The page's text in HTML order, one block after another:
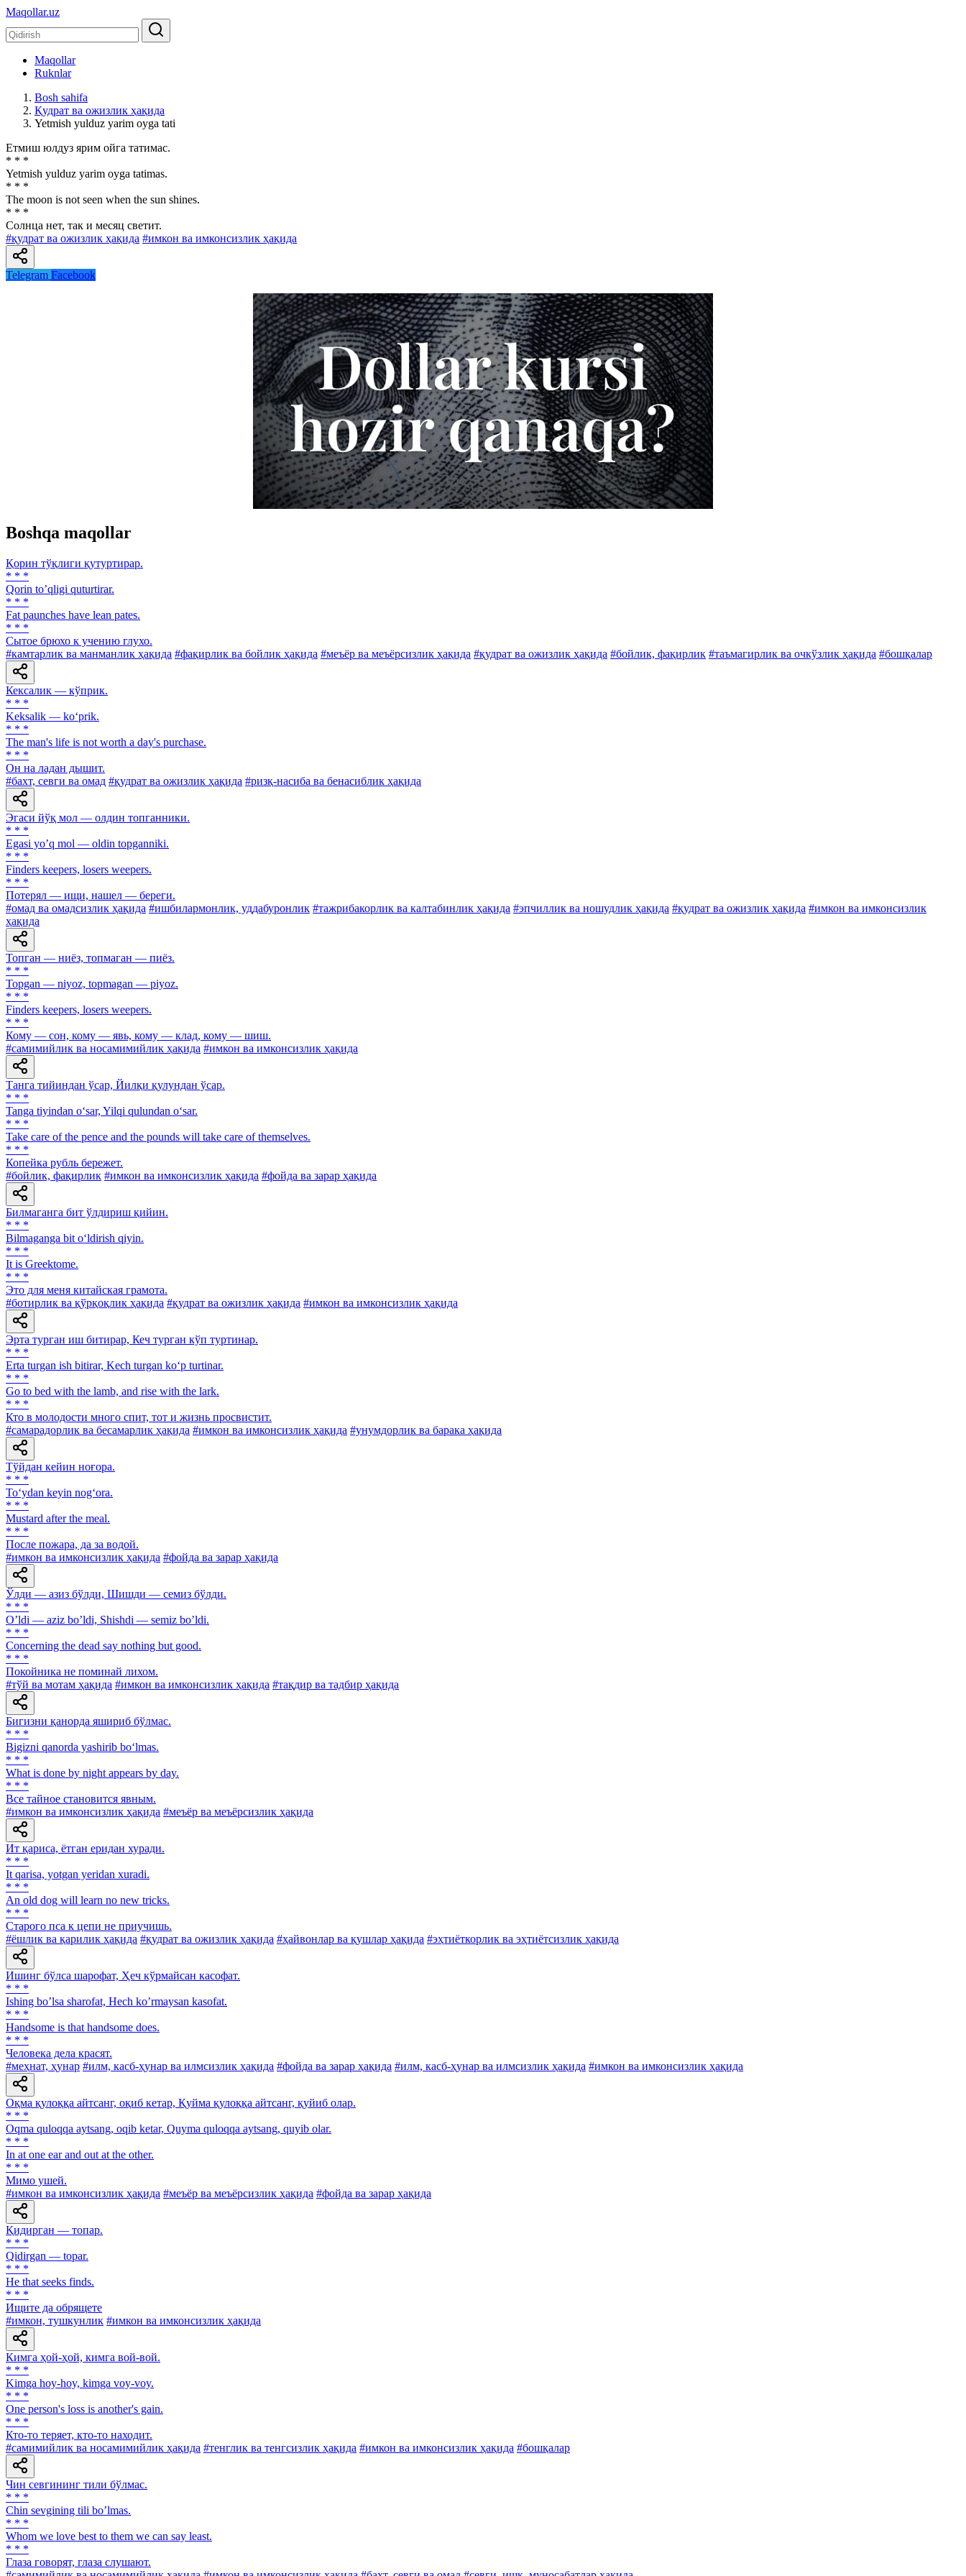
Maqollar.uz
Maqollar
Ruknlar
Bosh sahifa
Қудрат ва ожизлик ҳақида
Yetmish yulduz yarim oyga tati
Етмиш юлдуз ярим ойга татимас.
* * *
Yetmish yulduz yarim oyga tatimas.
* * *
The moon is not seen when the sun shines.
* * *
Солнца нет, так и месяц светит.
#қудрат ва ожизлик ҳақида #имкон ва имконсизлик ҳақида
Telegram Facebook
Boshqa maqollar
Қорин тўқлиги қутуртирар.
* * *
Qorin toʼqligi quturtirar.
* * *
Fat paunches have lean pates.
* * *
Сытое брюхо к учению глухо.
#камтарлик ва манманлик ҳақида #фақирлик ва бойлик ҳақида #меъёр ва меъёрсизлик ҳақида #қудрат ва ожизлик ҳақида #бойлик, фақирлик #таъмагирлик ва очкўзлик ҳақида #бошқалар
Кексалик — кўприк.
* * *
Keksalik — ko‘prik.
* * *
The man's life is not worth a day's purchase.
* * *
Он на ладан дышит.
#бахт, севги ва омад #қудрат ва ожизлик ҳақида #ризқ-насиба ва бенасиблик ҳақида
Эгаси йўқ мол — олдин топганники.
* * *
Egasi yoʼq mol — oldin topganniki.
* * *
Finders keepers, losers weepers.
* * *
Потерял — ищи, нашел — береги.
#омад ва омадсизлик ҳақида #ишбилармонлик, уддабуронлик #тажрибакорлик ва калтабинлик ҳақида #эпчиллик ва ношудлик ҳақида #қудрат ва ожизлик ҳақида #имкон ва имконсизлик
ҳақида
Топган — ниёз, топмаган — пиёз.
* * *
Topgan — niyoz, topmagan — piyoz.
* * *
Finders keepers, losers weepers.
* * *
Кому — сон, кому — явь, кому — клад, кому — шиш.
#самимийлик ва носамимийлик ҳақида #имкон ва имконсизлик ҳақида
Танга тийиндан ўсар, Йилқи қулундан ўсар.
* * *
Tanga tiyindan o‘sar, Yilqi qulundan o‘sar.
* * *
Take care of the pence and the pounds will take care of themselves.
* * *
Копейка рубль бережет.
#бойлик, фақирлик #имкон ва имконсизлик ҳақида #фойда ва зарар ҳақида
Билмаганга бит ўлдириш қийин.
* * *
Bilmaganga bit o‘ldirish qiyin.
* * *
It is Greektome.
* * *
Это для меня китайская грамота.
#ботирлик ва қўрқоқлик ҳақида #қудрат ва ожизлик ҳақида #имкон ва имконсизлик ҳақида
Эрта турган иш битирар, Кеч турган кўп туртинар.
* * *
Erta turgan ish bitirar, Kech turgan ko‘p turtinar.
* * *
Go to bed with the lamb, and rise with the lark.
* * *
Кто в молодости много спит, тот и жизнь просвистит.
#самарадорлик ва бесамарлик ҳақида #имкон ва имконсизлик ҳақида #унумдорлик ва барака ҳақида
Тўйдан кейин ноғора.
* * *
To‘ydan keyin nog‘ora.
* * *
Mustard after the meal.
* * *
После пожара, да за водой.
#имкон ва имконсизлик ҳақида #фойда ва зарар ҳақида
Ўлди — азиз бўлди, Шишди — семиз бўлди.
* * *
Oʼldi — aziz boʼldi, Shishdi — semiz boʼldi.
* * *
Concerning the dead say nothing but good.
* * *
Покойника не поминай лихом.
#тўй ва мотам ҳақида #имкон ва имконсизлик ҳақида #тақдир ва тадбир ҳақида
Бигизни қанорда яшириб бўлмас.
* * *
Bigizni qanorda yashirib bo‘lmas.
* * *
What is done by night appears by day.
* * *
Все тайное становится явным.
#имкон ва имконсизлик ҳақида #меъёр ва меъёрсизлик ҳақида
Ит қариса, ётган еридан хуради.
* * *
It qarisa, yotgan yeridan xuradi.
* * *
An old dog will learn no new tricks.
* * *
Старого пса к цепи не приучишь.
#ёшлик ва қарилик ҳақида #қудрат ва ожизлик ҳақида #ҳайвонлар ва қушлар ҳақида #эҳтиёткорлик ва эҳтиётсизлик ҳақида
Ишинг бўлса шарофат, Ҳеч кўрмайсан касофат.
* * *
Ishing boʼlsa sharofat, Hech koʼrmaysan kasofat.
* * *
Handsome is that handsome does.
* * *
Человека дела красят.
#меҳнат, ҳунар #илм, касб-ҳунар ва илмсизлик ҳақида #фойда ва зарар ҳақида #илм, касб-ҳунар ва илмсизлик ҳақида #имкон ва имконсизлик ҳақида
Оқма қулоққа айтсанг, оқиб кетар, Қуйма қулоққа айтсанг, қуйиб олар.
* * *
Oqma quloqqa aytsang, oqib ketar, Quyma quloqqa aytsang, quyib olar.
* * *
In at one ear and out at the other.
* * *
Мимо ушей.
#имкон ва имконсизлик ҳақида #меъёр ва меъёрсизлик ҳақида #фойда ва зарар ҳақида
Қидирган — топар.
* * *
Qidirgan — topar.
* * *
Не that seeks finds.
* * *
Ищите да обрящете
#имкон, тушкунлик #имкон ва имконсизлик ҳақида
Кимга ҳой-ҳой, кимга вой-вой.
* * *
Kimga hoy-hoy, kimga voy-voy.
* * *
One person's loss is another's gain.
* * *
Кто-то теряет, кто-то находит.
#самимийлик ва носамимийлик ҳақида #тенглик ва тенгсизлик ҳақида #имкон ва имконсизлик ҳақида #бошқалар
Чин севгининг тили бўлмас.
* * *
Chin sevgining tili boʼlmas.
* * *
Whom we love best to them we can say least.
* * *
Глаза говорят, глаза слушают.